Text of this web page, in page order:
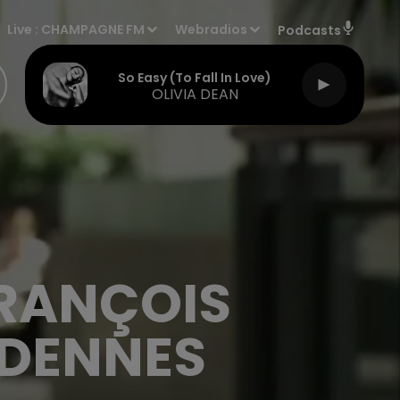
Live : CHAMPAGNE FM Webradios Podcasts
So Easy (to Fall In Love)
OLIVIA DEAN